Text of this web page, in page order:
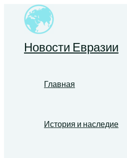
Перейти
содержимому
Новости Евразии
Главная
История и наследие